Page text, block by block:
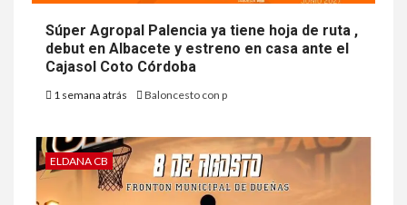
Súper Agropal Palencia ya tiene hoja de ruta ,
debut en Albacete y estreno en casa ante el
Cajasol Coto Córdoba
1 semana atrás Baloncesto con p
ELDANA CB